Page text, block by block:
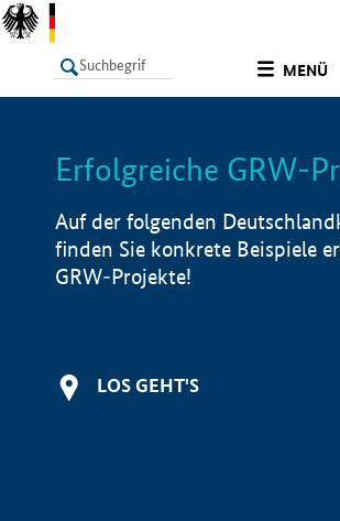
MENÜ
LISTE
Erfolgreiche GRW-
Auf der folgenden
finden Sie konkrete Beispiele
GRW-Projekte!
LOS GEHT'S